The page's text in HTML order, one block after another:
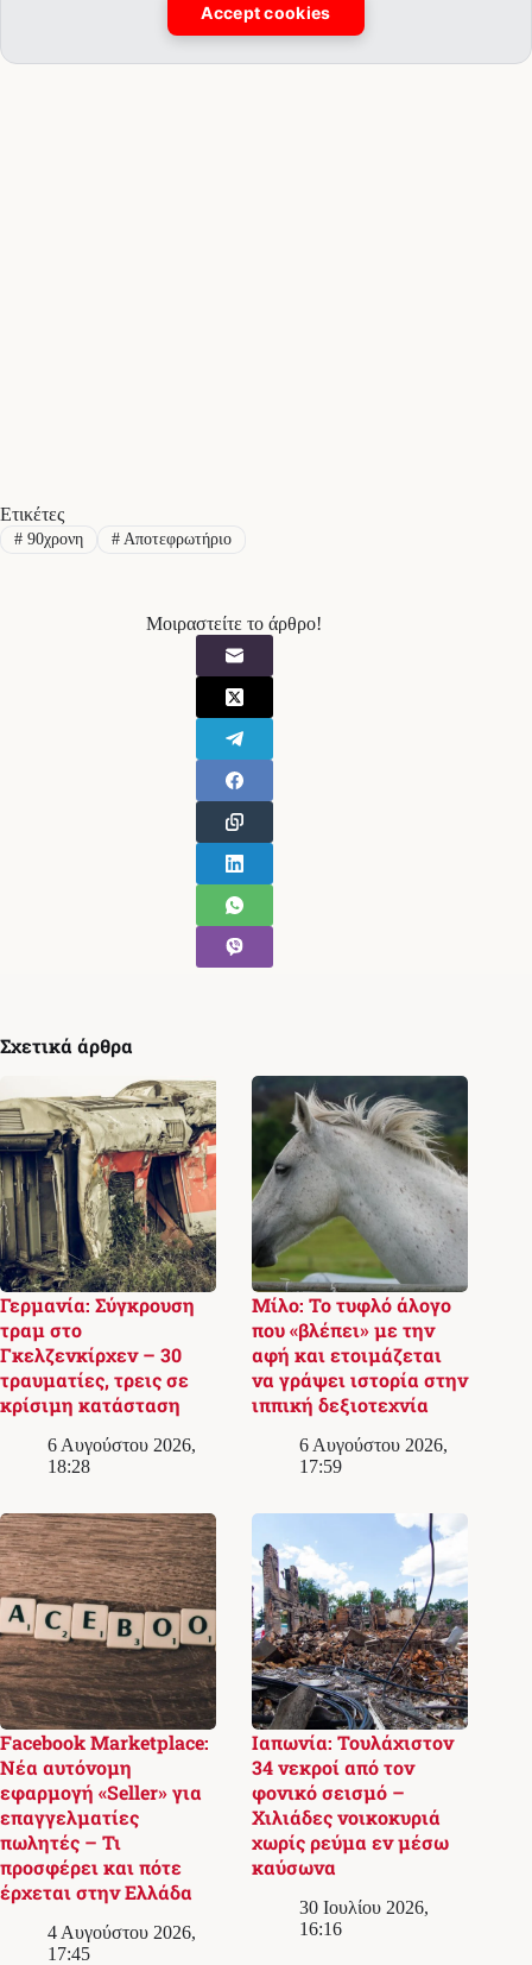
Accept cookies
Ετικέτες
#90χρονη #Αποτεφρωτήριο
Μοιραστείτε το άρθρο!
Σχετικά άρθρα
Γερμανία: Σύγκρουση
τραμ στο
Γκελζενκίρχεν – 30
τραυματίες, τρεις σε
κρίσιμη κατάσταση
6 Αυγούστου 2026,
18:28
Μίλο: Το τυφλό άλογο
που «βλέπει» με την
αφή και ετοιμάζεται
να γράψει ιστορία στην
ιππική δεξιοτεχνία
6 Αυγούστου 2026,
17:59
Facebook Marketplace:
Νέα αυτόνομη
εφαρμογή «Seller» για
επαγγελματίες
πωλητές – Τι
προσφέρει και πότε
έρχεται στην Ελλάδα
4 Αυγούστου 2026,
17:45
Ιαπωνία: Τουλάχιστον
34 νεκροί από τον
φονικό σεισμό –
Χιλιάδες νοικοκυριά
χωρίς ρεύμα εν μέσω
καύσωνα
30 Ιουλίου 2026,
16:16